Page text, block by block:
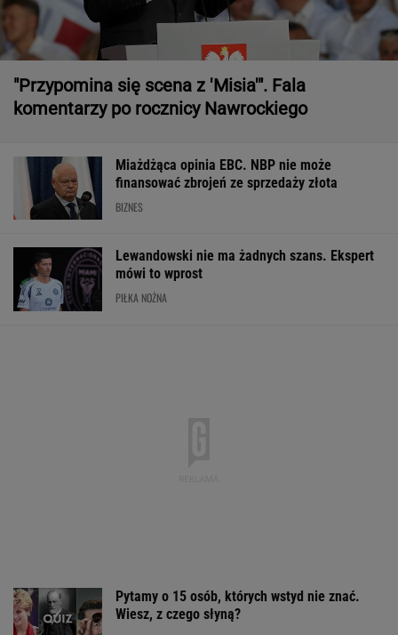
"Przypomina się scena z 'Misia'". Fala
komentarzy po rocznicy Nawrockiego
Miażdżąca opinia EBC. NBP nie może
finansować zbrojeń ze sprzedaży złota
BIZNES
Lewandowski nie ma żadnych szans. Ekspert
mówi to wprost
PIŁKA NOŻNA
Pytamy o 15 osób, których wstyd nie znać.
Wiesz, z czego słyną?